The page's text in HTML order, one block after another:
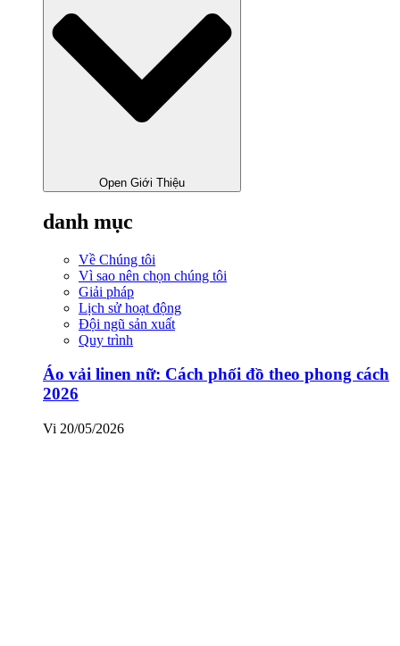
Open Giới Thiệu
danh mục
Về Chúng tôi
Vì sao nên chọn chúng tôi
Giải pháp
Lịch sử hoạt động
Đội ngũ sản xuất
Quy trình
Áo vải linen nữ: Cách phối đồ theo phong cách
2026
Vi 20/05/2026